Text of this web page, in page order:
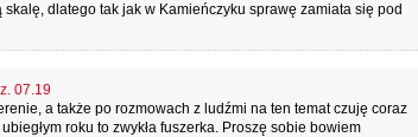
dlatego tak jak w Kamieńczyku sprawę zamiata się pod
07.19
a także po rozmowach z ludźmi na ten temat czuję coraz
roku to zwykła fuszerka. Proszę sobie bowiem